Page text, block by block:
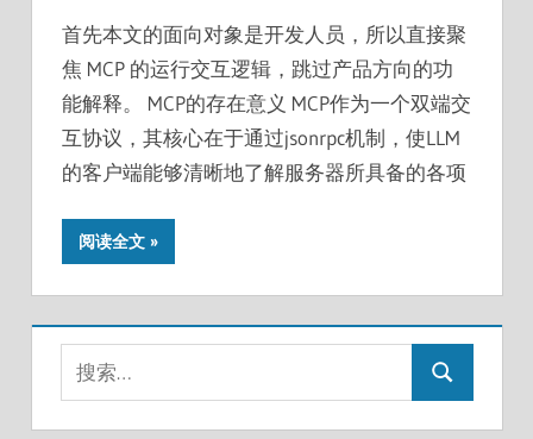
首先本文的面向对象是开发人员，所以直接聚
焦 MCP 的运行交互逻辑，跳过产品方向的功
能解释。 MCP的存在意义 MCP作为一个双端交
互协议，其核心在于通过jsonrpc机制，使LLM
的客户端能够清晰地了解服务器所具备的各项
阅读全文
搜